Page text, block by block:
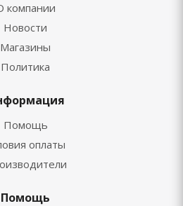
компании
Новости
Магазины
Политика
Помощь
оплаты
Помощь